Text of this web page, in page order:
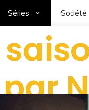
Séries Société